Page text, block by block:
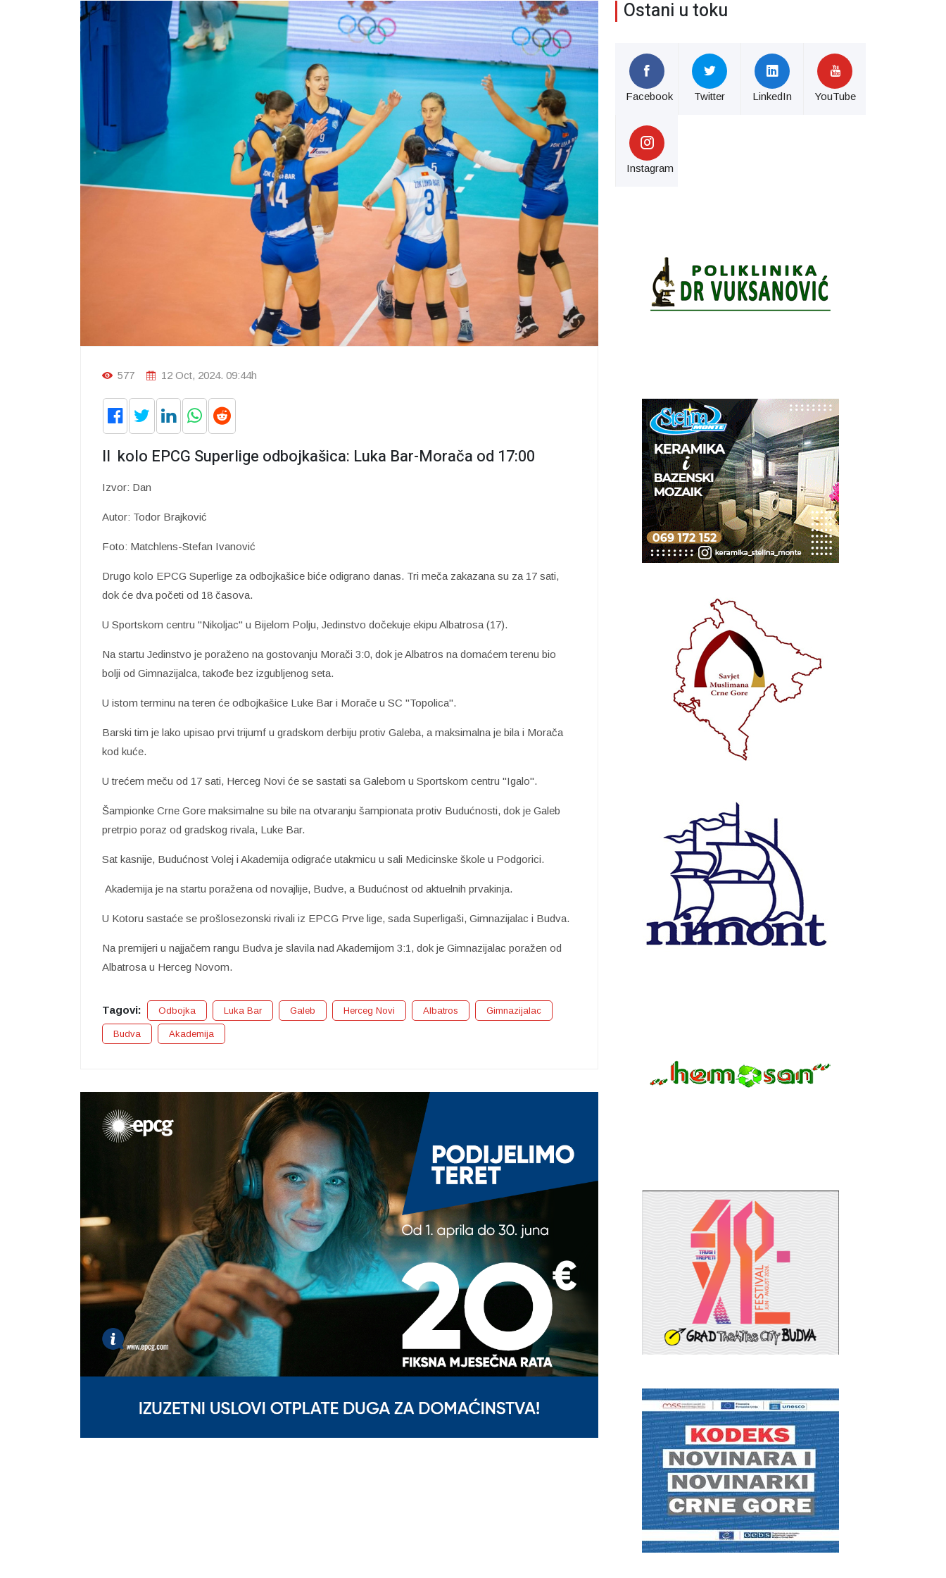
577 12 Oct, 2024. 09:44h
II kolo EPCG Superlige odbojkašica: Luka Bar-Morača od 17:00
Izvor: Dan
Autor: Todor Brajković
Foto: Matchlens-Stefan Ivanović
Drugo kolo EPCG Superlige za odbojkašice biće odigrano danas. Tri meča zakazana su za 17 sati,
dok će dva početi od 18 časova.
U Sportskom centru "Nikoljac" u Bijelom Polju, Jedinstvo dočekuje ekipu Albatrosa (17).
Na startu Jedinstvo je poraženo na gostovanju Morači 3:0, dok je Albatros na domaćem terenu bio
bolji od Gimnazijalca, takođe bez izgubljenog seta.
U istom terminu na teren će odbojkašice Luke Bar i Morače u SC "Topolica".
Barski tim je lako upisao prvi trijumf u gradskom derbiju protiv Galeba, a maksimalna je bila i Morača
kod kuće.
U trećem meču od 17 sati, Herceg Novi će se sastati sa Galebom u Sportskom centru "Igalo".
Šampionke Crne Gore maksimalne su bile na otvaranju šampionata protiv Budućnosti, dok je Galeb
pretrpio poraz od gradskog rivala, Luke Bar.
Sat kasnije, Budućnost Volej i Akademija odigraće utakmicu u sali Medicinske škole u Podgorici.
Akademija je na startu poražena od novajlije, Budve, a Budućnost od aktuelnih prvakinja.
U Kotoru sastaće se prošlosezonski rivali iz EPCG Prve lige, sada Superligaši, Gimnazijalac i Budva.
Na premijeri u najjačem rangu Budva je slavila nad Akademijom 3:1, dok je Gimnazijalac poražen od
Albatrosa u Herceg Novom.
Tagovi: Odbojka Luka Bar Galeb Herceg Novi Albatros Gimnazijalac
Budva Akademija
Ostani u toku
Facebook Twitter LinkedIn YouTube
Instagram